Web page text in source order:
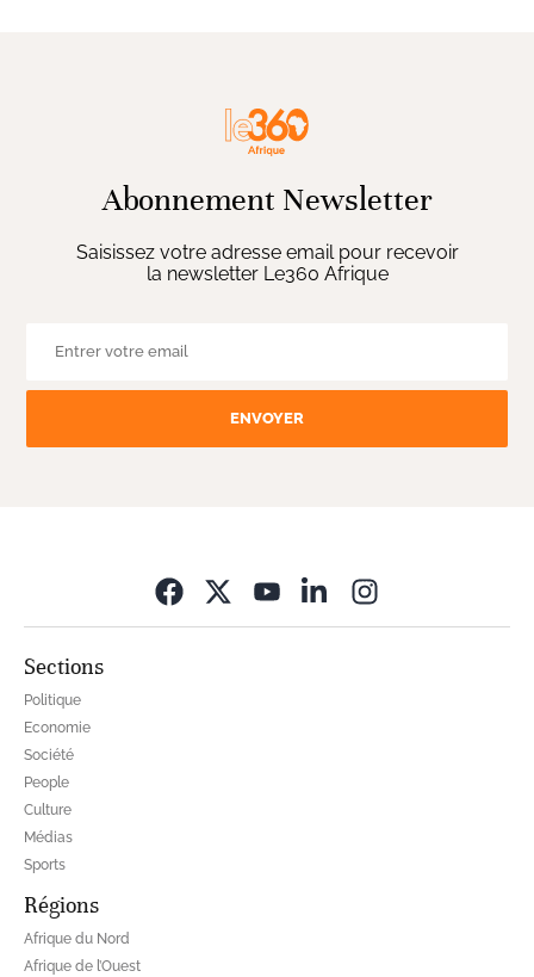
Abonnement Newsletter
Saisissez votre adresse email pour recevoir
la newsletter Le360 Afrique
ENVOYER
Sections
Politique
Economie
Société
People
Culture
Médias
Sports
Régions
Afrique du Nord
Afrique de l’Ouest